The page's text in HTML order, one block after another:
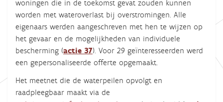
woningen die in de toekomst gevat zouden kunnen
worden met wateroverlast bij overstromingen. Alle
eigenaars werden aangeschreven met hen te wijzen op
het gevaar en de mogelijkheden van individuele
bescherming (actie 37). Voor 29 geïnteresseerden werd
een gepersonaliseerde offerte opgemaakt.
Het meetnet die de waterpeilen opvolgt en
raadpleegbaar maakt via de